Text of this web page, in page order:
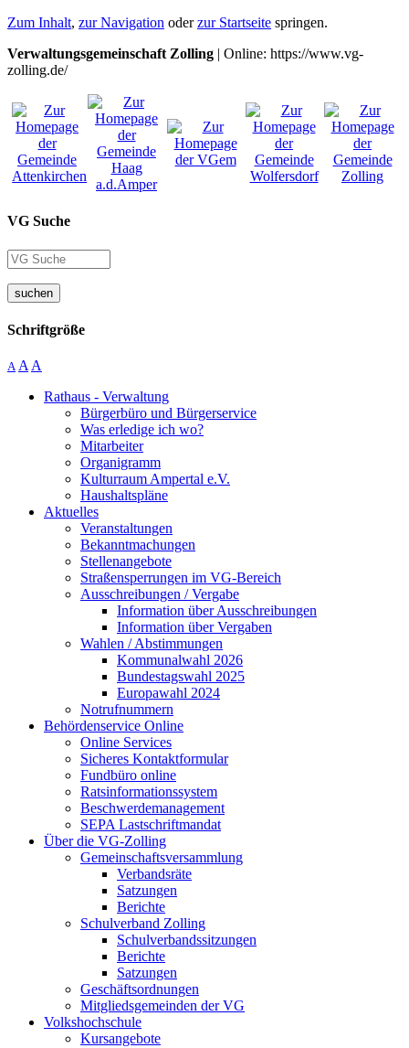
Zum Inhalt, zur Navigation oderzur Startseite springen.
Verwaltungsgemeinschaft Zolling | Online: https://www.vg-
zolling.de/
VG Suche
suchen
Schriftgröße
A A A
Rathaus - Verwaltung
Bürgerbüro und Bürgerservice
Was erledige ich wo?
Mitarbeiter
Organigramm
Kulturraum Ampertal e.V.
Haushaltspläne
Aktuelles
Veranstaltungen
Bekanntmachungen
Stellenangebote
Straßensperrungen im VG-Bereich
Ausschreibungen / Vergabe
Information über Ausschreibungen
Information über Vergaben
Wahlen / Abstimmungen
Kommunalwahl 2026
Bundestagswahl 2025
Europawahl 2024
Notrufnummern
Behördenservice Online
Online Services
Sicheres Kontaktformular
Fundbüro online
Ratsinformationssystem
Beschwerdemanagement
SEPA Lastschriftmandat
Über die VG-Zolling
Gemeinschaftsversammlung
Verbandsräte
Satzungen
Berichte
Schulverband Zolling
Schulverbandssitzungen
Berichte
Satzungen
Geschäftsordnungen
Mitgliedsgemeinden der VG
Volkshochschule
Kursangebote